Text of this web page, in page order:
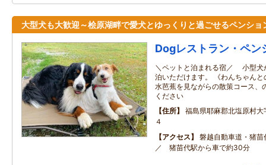
大型犬も大歓迎～桧原湖畔で愛犬とゆっくりと過ごせるペンショ
Dogレストラン・ペン
＼ペットと泊まれる宿／ 小型犬
泊いただけます。 《わんちゃん
水芭蕉を見ながらの散策コース、
ください
住所
福島県耶麻郡北塩原村
４
アクセス
磐越自動車道・猪
／ 猪苗代駅から車で約30分